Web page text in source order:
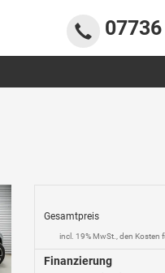
Gesamtpreis
incl. 19% MwSt., den Kosten
Finanzierung